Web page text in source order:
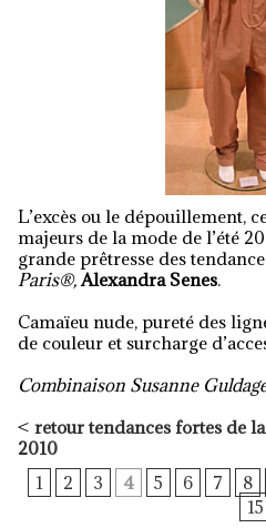
L’excès ou le dépouillement,
majeurs de la mode de l’été
grande prêtresse des
Paris®, Alexandra Senes.
Camaïeu nude, pureté des
de couleur et surcharge
Combinaison Susanne
< retour tendances fortes de
2010
1
2 3 4 5 6 7 8
15